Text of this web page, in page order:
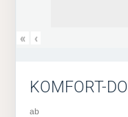
« ‹
KOMFORT-
ab